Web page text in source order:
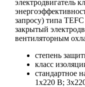
электродвигатель
запросу) типа
закрытый
вентиляторным
степень
класс
стандартное
1х220 В;